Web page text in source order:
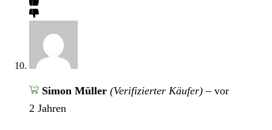
Simon Müller (Verifizierter Käufer) – vor
2 Jahren